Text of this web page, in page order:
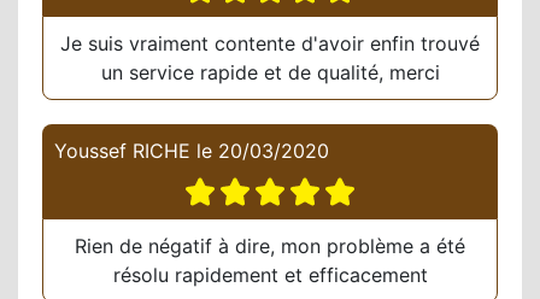
Je suis vraiment contente d'avoir enfin trouvé
un service rapide et de qualité, merci
Youssef RICHE le 20/03/2020
Rien de négatif à dire, mon problème a été
résolu rapidement et efficacement